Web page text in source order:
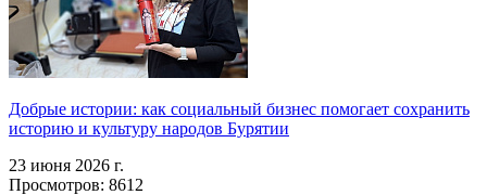
Добрые истории: как социальный бизнес помогает сохранить
историю и культуру народов Бурятии
23 июня 2026 г.
Просмотров: 8612